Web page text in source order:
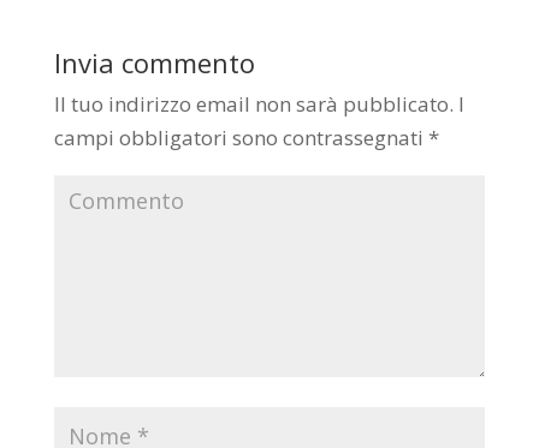
Invia commento
Il tuo indirizzo email non sarà pubblicato. I
campi obbligatori sono contrassegnati *